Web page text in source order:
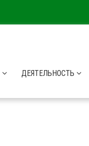
ДЕЯТЕЛЬНОСТЬ